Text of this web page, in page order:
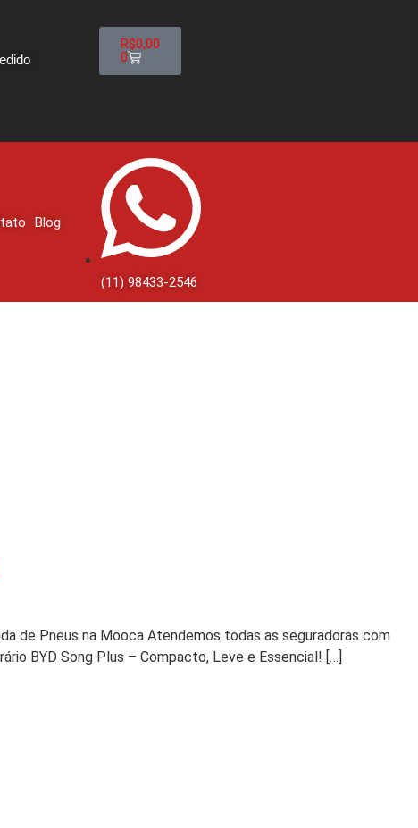
R$0,00
0
Blog
(11) 98433-2546
de Pneus na Mooca Atendemos todas as seguradoras com
BYD Song Plus – Compacto, Leve e Essencial! […]